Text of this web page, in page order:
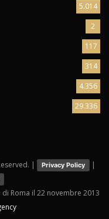
5.014
2
117
314
4.356
29.336
| Privacy Policy |
Roma il 22 novembre 2013